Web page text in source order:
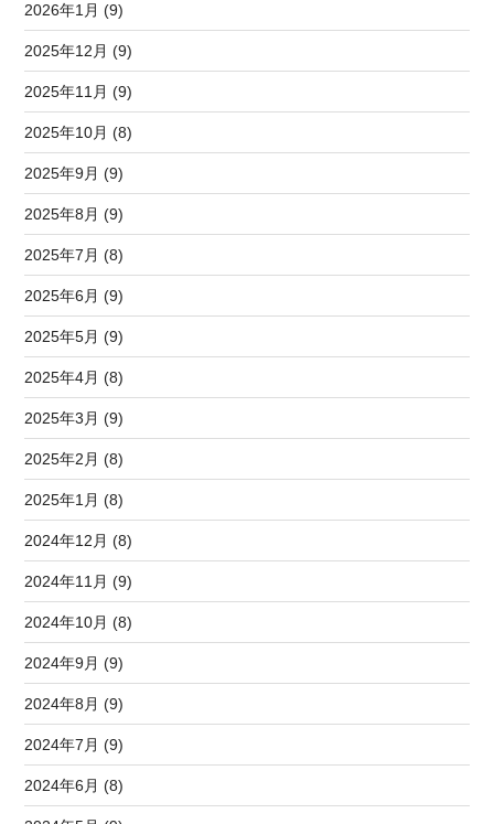
2026年1月 (9)
2025年12月 (9)
2025年11月 (9)
2025年10月 (8)
2025年9月 (9)
2025年8月 (9)
2025年7月 (8)
2025年6月 (9)
2025年5月 (9)
2025年4月 (8)
2025年3月 (9)
2025年2月 (8)
2025年1月 (8)
2024年12月 (8)
2024年11月 (9)
2024年10月 (8)
2024年9月 (9)
2024年8月 (9)
2024年7月 (9)
2024年6月 (8)